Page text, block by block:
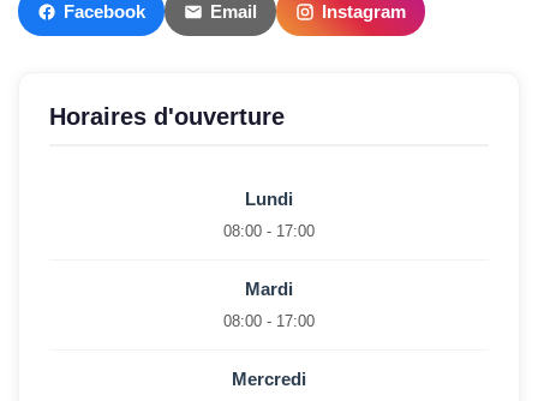
Facebook Email Instagram
Horaires d'ouverture
Lundi
08:00 - 17:00
Mardi
08:00 - 17:00
Mercredi